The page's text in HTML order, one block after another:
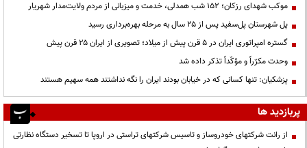
موکب شهدای رزکان؛ ۱۵۲ شب همدلی، خدمت و میزبانی از مردم ولایت‌مدار شهریار
پل شهرستان پل‌سفید پس از ۲۵ سال به مرحله بهره‌برداری رسید
گستره امپراتوری ایران در ۵ قرن پیش از میلاد؛ تصویری از ایران ۲۵ قرن پیش
وحدت مکرّراً و مؤکّداً تذکر داده شد
پزشکیان: تنها کسانی که در خیابان بودند ایران را نگه نداشتند همه سهیم هستند
پربازدید ها
از رانت‌ شرکتهای خودروساز و تاسیس شرکتهای تراستی در اروپا تا تسخیر دستگاه نظارتی